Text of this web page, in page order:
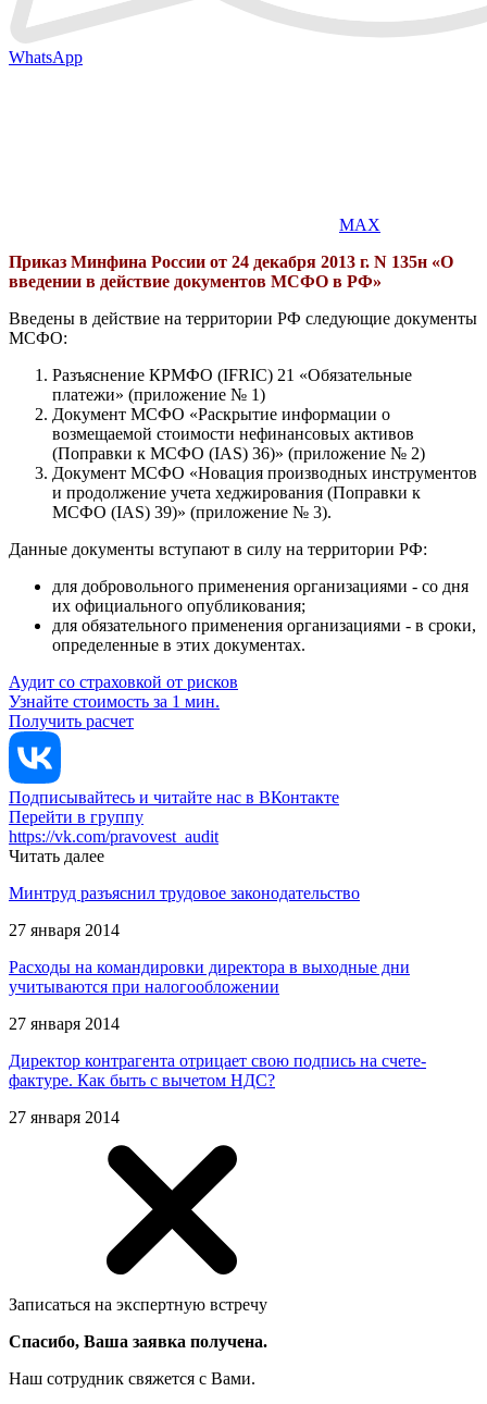
WhatsApp
MAX
Приказ Минфина России от 24 декабря 2013 г. N 135н «О
введении в действие документов МСФО в РФ»
Введены в действие на территории РФ следующие документы
МСФО:
Разъяснение КРМФО (IFRIC) 21 «Обязательные
платежи» (приложение № 1)
Документ МСФО «Раскрытие информации о
возмещаемой стоимости нефинансовых активов
(Поправки к МСФО (IAS) 36)» (приложение № 2)
Документ МСФО «Новация производных инструментов
и продолжение учета хеджирования (Поправки к
МСФО (IAS) 39)» (приложение № 3).
Данные документы вступают в силу на территории РФ:
для добровольного применения организациями - со дня
их официального опубликования;
для обязательного применения организациями - в сроки,
определенные в этих документах.
Аудит со страховкой от рисков
Узнайте стоимость за 1 мин.
Получить расчет
Подписывайтесь и читайте нас в ВКонтакте
Перейти в группу
https://vk.com/pravovest_audit
Читать далее
Минтруд разъяснил трудовое законодательство
27 января 2014
Расходы на командировки директора в выходные дни
учитываются при налогообложении
27 января 2014
Директор контрагента отрицает свою подпись на счете-
фактуре. Как быть с вычетом НДС?
27 января 2014
Записаться на экспертную встречу
Спасибо, Ваша заявка получена.
Наш сотрудник свяжется с Вами.